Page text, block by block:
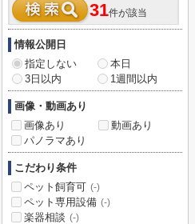
31件が該当
情報公開日
指定しない
本日
3日以内
1週間以内
画像・動画あり
画像あり
動画あり
パノラマあり
こだわり条件
ペット飼育可 (-)
ペット専用設備 (-)
楽器相談 (-)